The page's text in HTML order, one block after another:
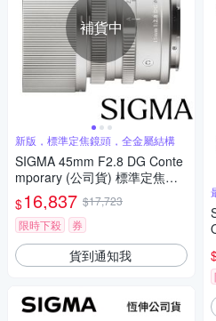
補貨中
新版，標準定焦鏡頭，全金屬結構
SIGMA 45mm F2.8 DG Conte
mporary (公司貨) 標準定焦鏡
頭 全片幅無反微單眼鏡頭 i系列
$16,837 $17,723
限時下殺
券
貨到通知我